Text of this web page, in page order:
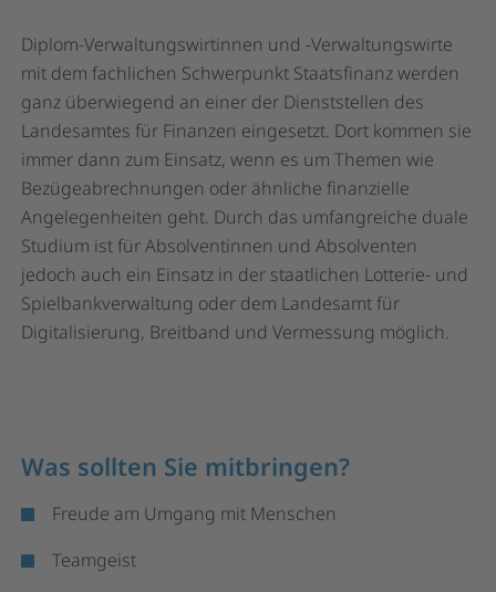
Diplom-Verwaltungswirtinnen und -Verwaltungswirte
mit dem fachlichen Schwerpunkt Staatsfinanz werden
ganz überwiegend an einer der Dienststellen des
Landesamtes für Finanzen eingesetzt. Dort kommen sie
immer dann zum Einsatz, wenn es um Themen wie
Bezügeabrechnungen oder ähnliche finanzielle
Angelegenheiten geht. Durch das umfangreiche duale
Studium ist für Absolventinnen und Absolventen
jedoch auch ein Einsatz in der staatlichen Lotterie- und
Spielbankverwaltung oder dem Landesamt für
Digitalisierung, Breitband und Vermessung möglich.
Was sollten Sie mitbringen?
Freude am Umgang mit Menschen
Teamgeist